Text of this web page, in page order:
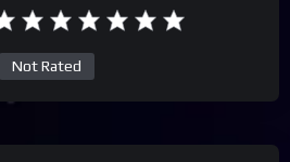
Not Rated